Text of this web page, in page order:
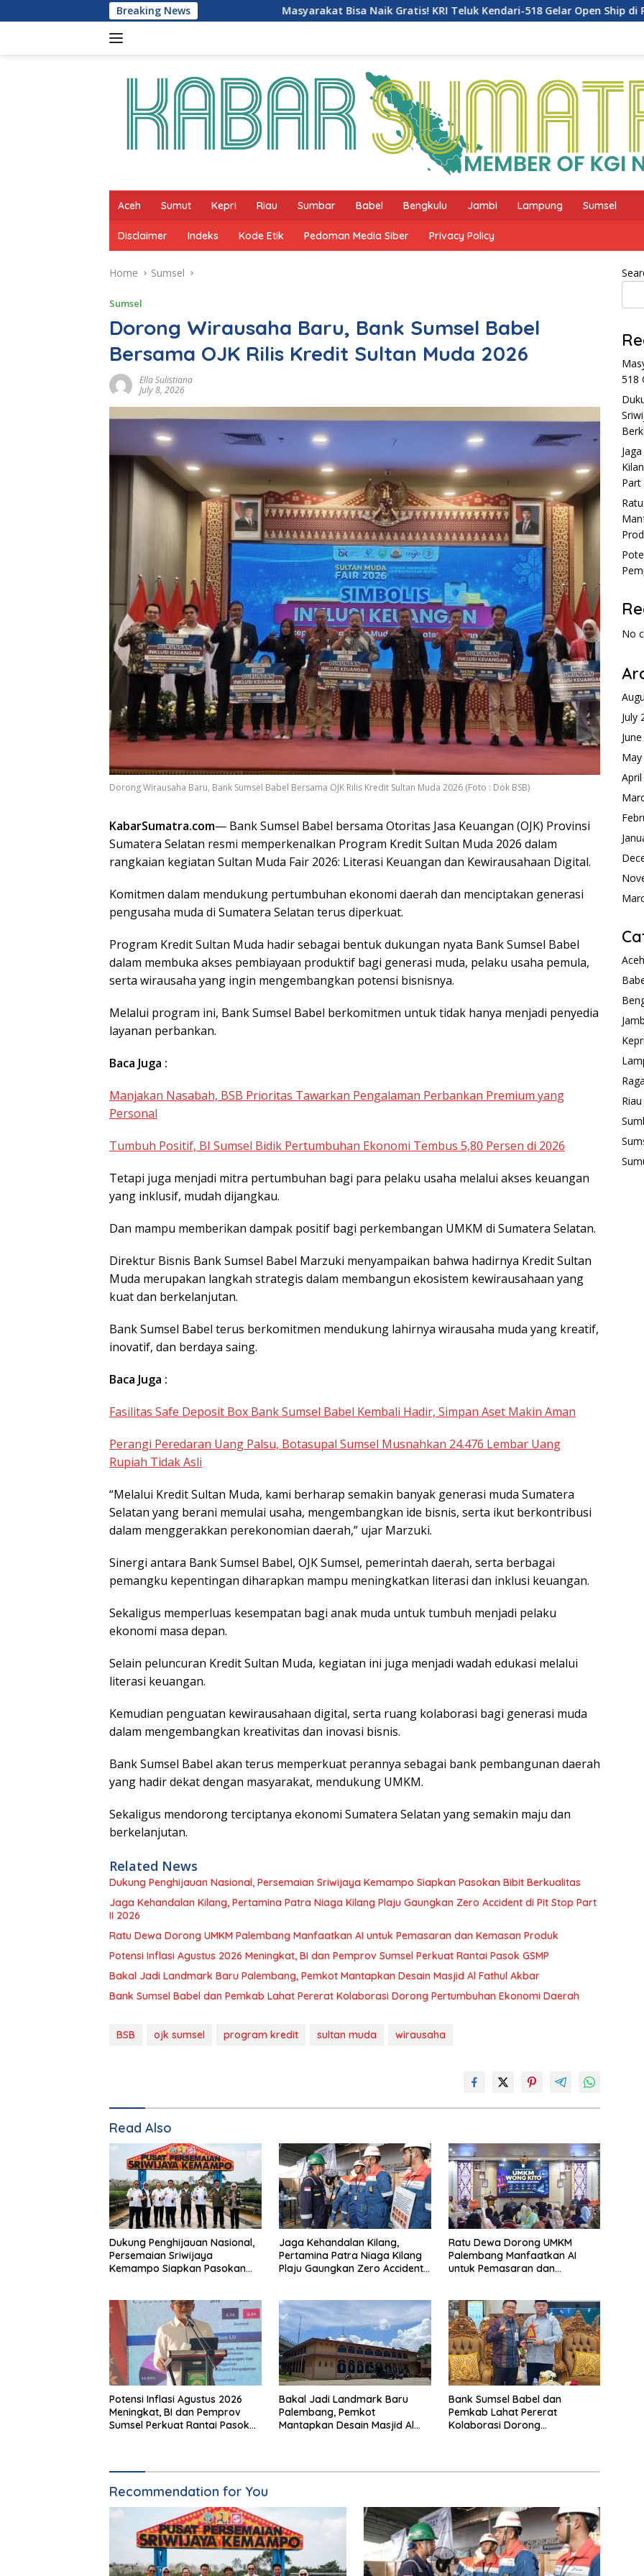
to
Breaking NewsMasyarakat Bisa Naik Gratis! KRI Teluk Kendari-518 Gelar Open Ship di Pelabuhan Teluk Bayur
Aceh Sumut Kepri Riau Sumbar Babel Bengkulu Jambi Lampung Sumsel
Disclaimer Indeks Kode Etik Pedoman Media Siber Privacy Policy
Home Sumsel
Sumsel
Dorong Wirausaha Baru, Bank Sumsel Babel
Bersama OJK Rilis Kredit Sultan Muda 2026
Ella Sulistiana
July 8, 2026
Dorong Wirausaha Baru, Bank Sumsel Babel Bersama OJK Rilis Kredit Sultan Muda 2026 (Foto : Dok BSB)
KabarSumatra.com— Bank Sumsel Babel bersama Otoritas Jasa Keuangan (OJK) Provinsi
Sumatera Selatan resmi memperkenalkan Program Kredit Sultan Muda 2026 dalam
rangkaian kegiatan Sultan Muda Fair 2026: Literasi Keuangan dan Kewirausahaan Digital.
Komitmen dalam mendukung pertumbuhan ekonomi daerah dan menciptakan generasi
pengusaha muda di Sumatera Selatan terus diperkuat.
Program Kredit Sultan Muda hadir sebagai bentuk dukungan nyata Bank Sumsel Babel
dalam membuka akses pembiayaan produktif bagi generasi muda, pelaku usaha pemula,
serta wirausaha yang ingin mengembangkan potensi bisnisnya.
Melalui program ini, Bank Sumsel Babel berkomitmen untuk tidak hanya menjadi penyedia
layanan perbankan.
Baca Juga :
Manjakan Nasabah, BSB Prioritas Tawarkan Pengalaman Perbankan Premium yang
Personal
Tumbuh Positif, BI Sumsel Bidik Pertumbuhan Ekonomi Tembus 5,80 Persen di 2026
Tetapi juga menjadi mitra pertumbuhan bagi para pelaku usaha melalui akses keuangan
yang inklusif, mudah dijangkau.
Dan mampu memberikan dampak positif bagi perkembangan UMKM di Sumatera Selatan.
Direktur Bisnis Bank Sumsel Babel Marzuki menyampaikan bahwa hadirnya Kredit Sultan
Muda merupakan langkah strategis dalam membangun ekosistem kewirausahaan yang
kuat dan berkelanjutan.
Bank Sumsel Babel terus berkomitmen mendukung lahirnya wirausaha muda yang kreatif,
inovatif, dan berdaya saing.
Baca Juga :
Fasilitas Safe Deposit Box Bank Sumsel Babel Kembali Hadir, Simpan Aset Makin Aman
Perangi Peredaran Uang Palsu, Botasupal Sumsel Musnahkan 24.476 Lembar Uang
Rupiah Tidak Asli
“Melalui Kredit Sultan Muda, kami berharap semakin banyak generasi muda Sumatera
Selatan yang berani memulai usaha, mengembangkan ide bisnis, serta ikut berkontribusi
dalam menggerakkan perekonomian daerah,” ujar Marzuki.
Sinergi antara Bank Sumsel Babel, OJK Sumsel, pemerintah daerah, serta berbagai
pemangku kepentingan diharapkan mampu meningkatkan literasi dan inklusi keuangan.
Sekaligus memperluas kesempatan bagi anak muda untuk tumbuh menjadi pelaku
ekonomi masa depan.
Selain peluncuran Kredit Sultan Muda, kegiatan ini juga menjadi wadah edukasi melalui
literasi keuangan.
Kemudian penguatan kewirausahaan digital, serta ruang kolaborasi bagi generasi muda
dalam mengembangkan kreativitas dan inovasi bisnis.
Bank Sumsel Babel akan terus memperkuat perannya sebagai bank pembangunan daerah
yang hadir dekat dengan masyarakat, mendukung UMKM.
Sekaligus mendorong terciptanya ekonomi Sumatera Selatan yang semakin maju dan
berkelanjutan.
Related News
Dukung Penghijauan Nasional, Persemaian Sriwijaya Kemampo Siapkan Pasokan Bibit Berkualitas
Jaga Kehandalan Kilang, Pertamina Patra Niaga Kilang Plaju Gaungkan Zero Accident di Pit Stop Part
II 2026
Ratu Dewa Dorong UMKM Palembang Manfaatkan AI untuk Pemasaran dan Kemasan Produk
Potensi Inflasi Agustus 2026 Meningkat, BI dan Pemprov Sumsel Perkuat Rantai Pasok GSMP
Bakal Jadi Landmark Baru Palembang, Pemkot Mantapkan Desain Masjid Al Fathul Akbar
Bank Sumsel Babel dan Pemkab Lahat Pererat Kolaborasi Dorong Pertumbuhan Ekonomi Daerah
BSB ojk sumsel program kredit sultan muda wirausaha
Read Also
Dukung Penghijauan Nasional,
Persemaian Sriwijaya
Kemampo Siapkan Pasokan
Jaga Kehandalan Kilang,
Pertamina Patra Niaga Kilang
Plaju Gaungkan Zero Accident
Ratu Dewa Dorong UMKM
Palembang Manfaatkan AI
untuk Pemasaran dan
Potensi Inflasi Agustus 2026
Meningkat, BI dan Pemprov
Sumsel Perkuat Rantai Pasok
Bakal Jadi Landmark Baru
Palembang, Pemkot
Mantapkan Desain Masjid Al
Bank Sumsel Babel dan
Pemkab Lahat Pererat
Kolaborasi Dorong
Recommendation for You
518
Part
No
July
Aceh
Kepri
Riau